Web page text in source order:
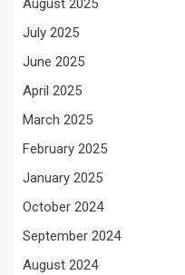
August 2025
July 2025
June 2025
April 2025
March 2025
February 2025
January 2025
October 2024
September 2024
August 2024